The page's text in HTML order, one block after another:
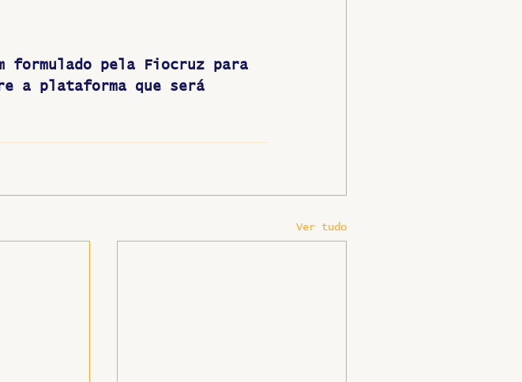
pela Fiocruz para
a plataforma que será
Ver tudo